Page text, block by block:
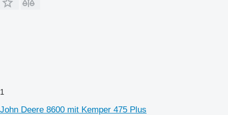
1
John Deere 8600 mit Kemper 475 Plus